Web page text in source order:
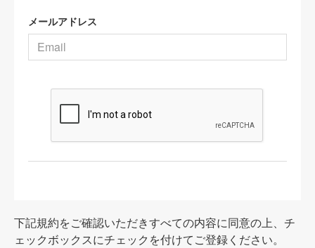
メールアドレス
下記規約をご確認いただきすべての内容に同意の上、チ
ェックボックスにチェックを付けてご登録ください。